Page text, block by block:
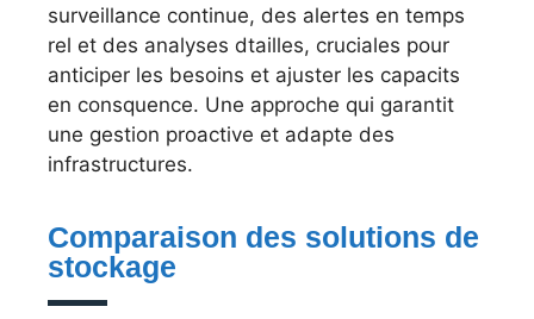
surveillance continue, des alertes en temps
rel et des analyses dtailles, cruciales pour
anticiper les besoins et ajuster les capacits
en consquence. Une approche qui garantit
une gestion proactive et adapte des
infrastructures.
Comparaison des solutions de
stockage